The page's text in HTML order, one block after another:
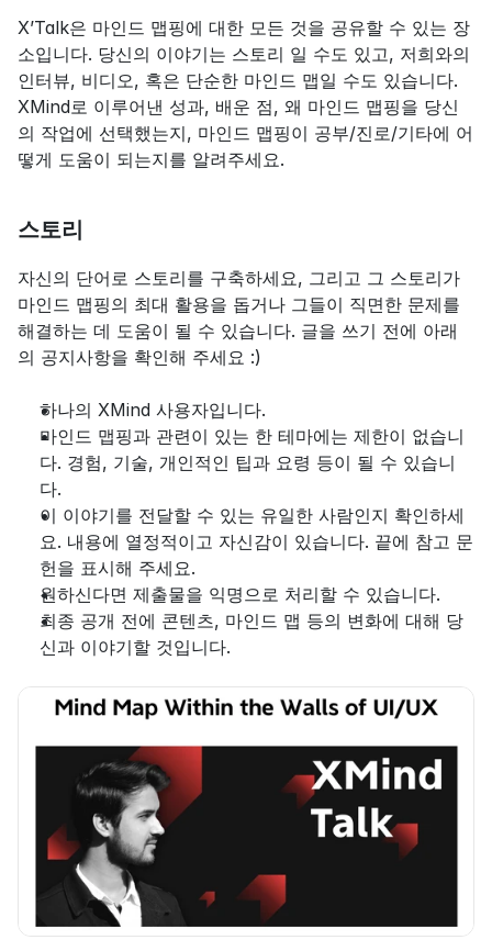
X’Talk은 마인드 맵핑에 대한 모든 것을 공유할 수 있는 장
소입니다. 당신의 이야기는 스토리 일 수도 있고, 저희와의
인터뷰, 비디오, 혹은 단순한 마인드 맵일 수도 있습니다.
XMind로 이루어낸 성과, 배운 점, 왜 마인드 맵핑을 당신
의 작업에 선택했는지, 마인드 맵핑이 공부/진로/기타에 어
떻게 도움이 되는지를 알려주세요.
스토리
자신의 단어로 스토리를 구축하세요, 그리고 그 스토리가
마인드 맵핑의 최대 활용을 돕거나 그들이 직면한 문제를
해결하는 데 도움이 될 수 있습니다. 글을 쓰기 전에 아래
의 공지사항을 확인해 주세요 :)
하나의 XMind 사용자입니다.
마인드 맵핑과 관련이 있는 한 테마에는 제한이 없습니
다. 경험, 기술, 개인적인 팁과 요령 등이 될 수 있습니
다.
이 이야기를 전달할 수 있는 유일한 사람인지 확인하세
요. 내용에 열정적이고 자신감이 있습니다. 끝에 참고 문
헌을 표시해 주세요.
원하신다면 제출물을 익명으로 처리할 수 있습니다.
최종 공개 전에 콘텐츠, 마인드 맵 등의 변화에 대해 당
신과 이야기할 것입니다.